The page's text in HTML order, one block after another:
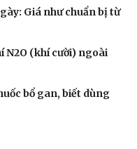
Giá như chuẩn bị từ
N2O (khí cười) ngoài
bổ gan, biết dùng